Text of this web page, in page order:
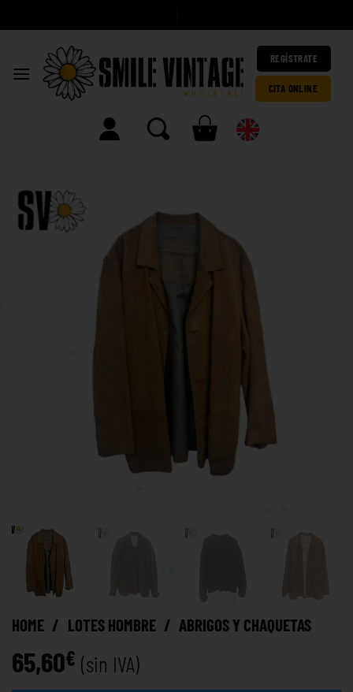
REGÍSTRATE
CITA ONLINE
HOME / LOTES HOMBRE / ABRIGOS Y CHAQUETAS
65,60€ (sin IVA)